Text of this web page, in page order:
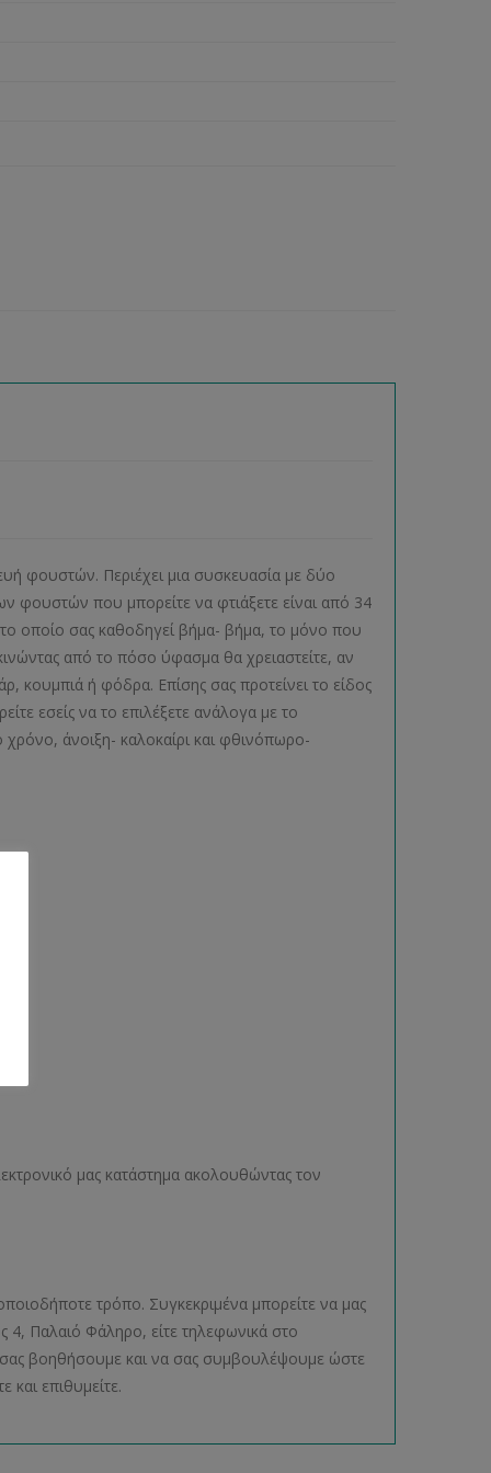
φουστών. Περιέχει μια συσκευασία με δύο
φουστών που μπορείτε να φτιάξετε είναι από 34
οποίο σας καθοδηγεί βήμα- βήμα, το μόνο που
από το πόσο ύφασμα θα χρειαστείτε, αν
κουμπιά ή φόδρα. Επίσης σας προτείνει το είδος
εσείς να το επιλέξετε ανάλογα με το
άνοιξη- καλοκαίρι και φθινόπωρο-
μας κατάστημα ακολουθώντας τον
τρόπο. Συγκεκριμένα μπορείτε να μας
4, Παλαιό Φάληρο, είτε τηλεφωνικά στο
σας βοηθήσουμε και να σας συμβουλέψουμε ώστε
και επιθυμείτε.